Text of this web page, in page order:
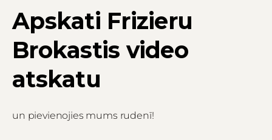
Apskati Frizieru
Brokastis video
atskatu
un pievienojies mums rudenī!